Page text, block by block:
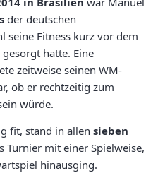
der deutschen
Fitness kurz vor dem
hatte. Eine
zeitweise seinen WM-
ob er rechtzeitig zum
würde.
fit, stand in allen sieben
Turnier mit einer Spielweise,
hinausging.